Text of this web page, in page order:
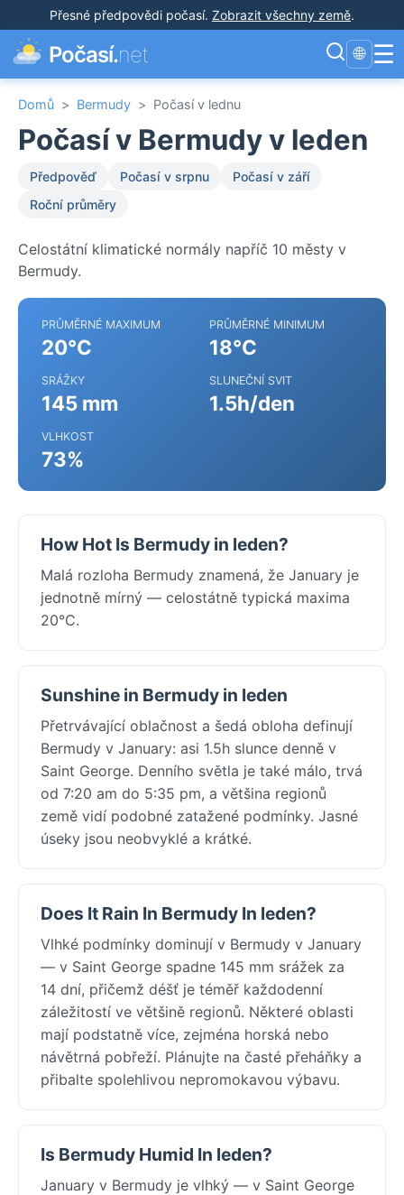
Přesné předpovědi počasí. Zobrazit všechny země.
Počasí.net 🌐 ☰
Domů > Bermudy > Počasí v lednu
Počasí v Bermudy v leden
Předpověď Počasí v srpnu
Počasí v září
Roční průměry
Celostátní klimatické normály napříč 10 městy v
Bermudy.
PRŮMĚRNÉ MAXIMUM
20°C
PRŮMĚRNÉ MINIMUM
18°C
SRÁŽKY
145 mm
SLUNEČNÍ SVIT
1.5h/den
VLHKOST
73%
How Hot Is Bermudy in leden?
Malá rozloha Bermudy znamená, že January je
jednotně mírný — celostátně typická maxima
20°C.
Sunshine in Bermudy in leden
Přetrvávající oblačnost a šedá obloha definují
Bermudy v January: asi 1.5h slunce denně v
Saint George. Denního světla je také málo, trvá
od 7:20 am do 5:35 pm, a většina regionů
země vidí podobné zatažené podmínky. Jasné
úseky jsou neobvyklé a krátké.
Does It Rain In Bermudy In leden?
Vlhké podmínky dominují v Bermudy v January
— v Saint George spadne 145 mm srážek za
14 dní, přičemž déšť je téměř každodenní
záležitostí ve většině regionů. Některé oblasti
mají podstatně více, zejména horská nebo
návětrná pobřeží. Plánujte na časté přeháňky a
přibalte spolehlivou nepromokavou výbavu.
Is Bermudy Humid In leden?
January v Bermudy je vlhký — v Saint George